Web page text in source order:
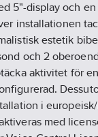
5"-display och
installationen
estetik
och 2
aktivitet för
i
med